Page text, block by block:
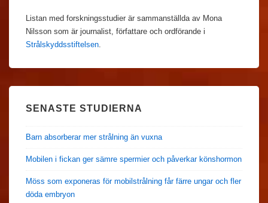
Listan med forskningsstudier är sammanställda av Mona
Nilsson som är journalist, författare och ordförande i
Strålskyddsstiftelsen.
SENASTE STUDIERNA
Barn absorberar mer strålning än vuxna
Mobilen i fickan ger sämre spermier och påverkar könshormon
Möss som exponeras för mobilstrålning får färre ungar och fler
döda embryon